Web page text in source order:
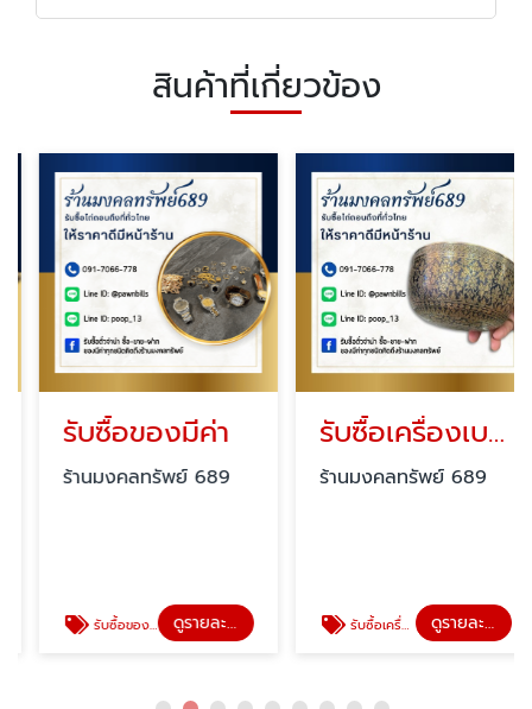
สินค้าที่เกี่ยวข้อง
รับซื้อของมีค่า
ร้านมงคลทรัพย์ 689
รับซื้อของมีค่า ดูรายละเอียด
รับซื้อเครื่องเบญจรงค์
ร้านมงคลทรัพย์ 689
รับซื้อเครื่องเบญจรงค์ ดูรายละเอียด